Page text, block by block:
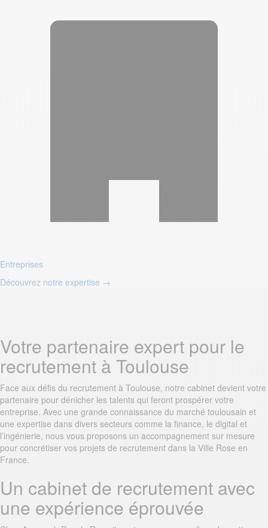
Entreprises
Découvrez notre expertise →
Votre partenaire expert pour le
recrutement à Toulouse
Face aux défis du recrutement à Toulouse, notre cabinet devient votre
partenaire pour dénicher les talents qui feront prospérer votre
entreprise. Avec une grande connaissance du marché toulousain et
une expertise dans divers secteurs comme la finance, le digital et
l’ingénierie, nous vous proposons un accompagnement sur mesure
pour concrétiser vos projets de recrutement dans la Ville Rose en
France.
Un cabinet de recrutement avec
une expérience éprouvée